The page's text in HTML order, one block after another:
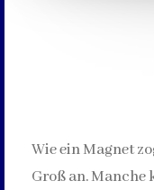
Wie ein Magnet
Groß an. Manche